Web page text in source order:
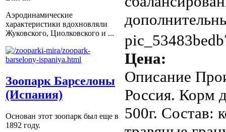
Аэродинамические
характеристики вдохновляли
Жуковского, Циолковского и ...
Зоопарк Барселоны
(Испания)
Основан этот зоопарк был еще в
1892 году.
Цена:
Описание
Россия. Корм
500г. Состав: